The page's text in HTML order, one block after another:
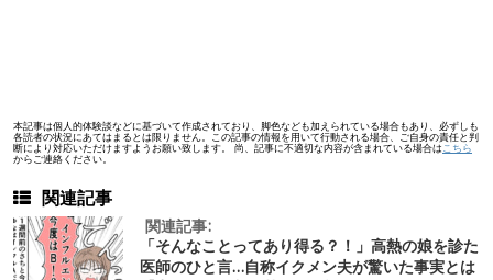
本記事は個人的体験談などに基づいて作成されており、脚色なども加えられている場合もあり、必ずしも
各読者の状況にあてはまるとは限りません。この記事の情報を用いて行動される場合、ご自身の責任と判
断により対応いただけますようお願い致します。 尚、記事に不適切な内容が含まれている場合は こちら
からご連絡ください。
関連記事
関連記事:
「そんなことってあり得る？！」高熱の娘を診た
医師のひと言…自称イクメン夫が驚いた事実とは